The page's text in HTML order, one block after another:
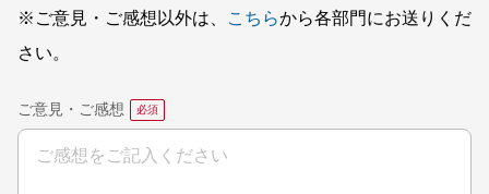
※ご意見・ご感想以外は、
こちらから各部門にお送りくだ
さい。
ご意見・ご感想